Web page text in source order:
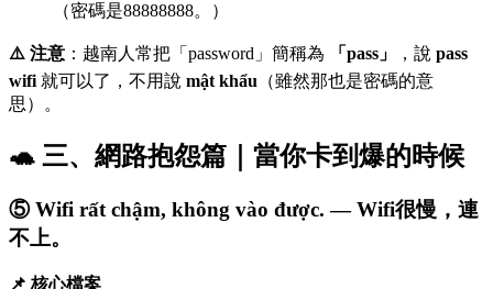
（密碼是88888888。）
⚠️ 注意 ：越南人常把「password」簡稱為 「pass」 ，說 pass
wifi 就可以了，不用說 mật khẩu （雖然那也是密碼的意
思）。
🐢 三、網路抱怨篇｜當你卡到爆的時候
⑤ Wifi rất chậm, không vào được. — Wifi很慢，連
不上。
📌 核心檔案